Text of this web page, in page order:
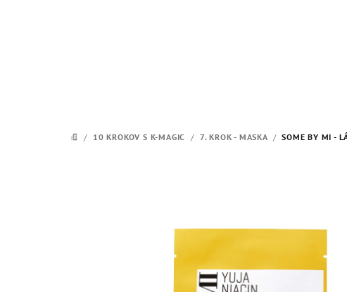
DOMOV
/ 10 KROKOV S K-MAGIC / 7. KROK - MASKA / SOME BY MI -